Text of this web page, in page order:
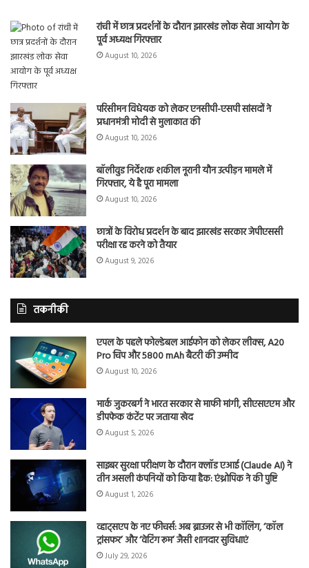
रांची में छात्र प्रदर्शनों के दौरान झारखंड लोक सेवा आयोग के
पूर्व अध्यक्ष गिरफ्तार
August 10, 2026
परिसीमन विधेयक को लेकर एनसीपी-एसपी सांसदों ने
प्रधानमंत्री मोदी से मुलाकात की
August 10, 2026
बॉलीवुड निर्देशक शकील नूरानी यौन उत्पीड़न मामले में
गिरफ्तार, ये है पूरा मामला
August 10, 2026
छात्रों के विरोध प्रदर्शन के बाद झारखंड सरकार जेपीएससी
परीक्षा रद्द करने को तैयार
August 9, 2026
तकनीकी
एपल के पहले फोल्डेबल आईफोन को लेकर लीक्स, A20
Pro चिप और 5800 mAh बैटरी की उम्मीद
August 10, 2026
मार्क जुकरबर्ग ने भारत सरकार से माफी मांगी, सीएसएएम और
डीपफेक कंटेंट पर जताया खेद
August 5, 2026
साइबर सुरक्षा परीक्षण के दौरान क्लॉड एआई (Claude AI) ने
तीन असली कंपनियों को किया हैक: एंथ्रोपिक ने की पुष्टि
August 1, 2026
व्हाट्सएप के नए फीचर्स: अब ब्राउजर से भी कॉलिंग, ‘कॉल
ट्रांसफर’ और ‘वेटिंग रूम’ जैसी शानदार सुविधाएं
July 29, 2026